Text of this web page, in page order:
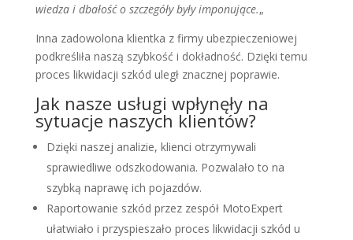
wiedza i dbałość o szczegóły były imponujące.„
Inna zadowolona klientka z firmy ubezpieczeniowej
podkreśliła naszą szybkość i dokładność. Dzięki temu
proces likwidacji szkód uległ znacznej poprawie.
Jak nasze usługi wpłynęły na
sytuacje naszych klientów?
Dzięki naszej analizie, klienci otrzymywali
sprawiedliwe odszkodowania. Pozwalało to na
szybką naprawę ich pojazdów.
Raportowanie szkód przez zespół MotoExpert
ułatwiało i przyspieszało proces likwidacji szkód u